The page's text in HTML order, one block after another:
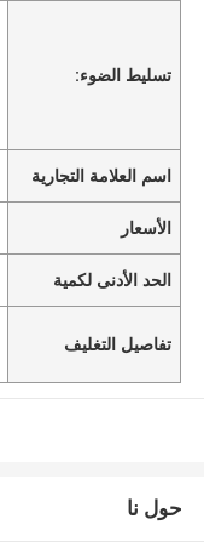
تسليط الضوء:
اسم العلامة التجارية
الأسعار
الحد الأدنى لكمية
تفاصيل التغليف
حول نا